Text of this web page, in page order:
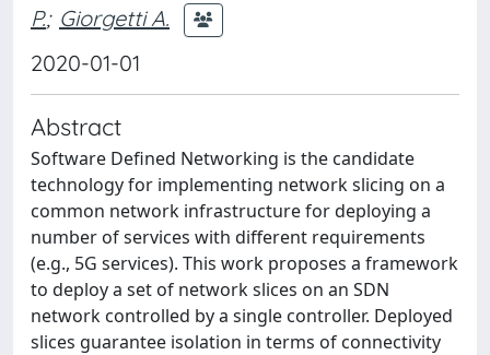
P.; Giorgetti A.
2020-01-01
Abstract
Software Defined Networking is the candidate
technology for implementing network slicing on a
common network infrastructure for deploying a
number of services with different requirements
(e.g., 5G services). This work proposes a framework
to deploy a set of network slices on an SDN
network controlled by a single controller. Deployed
slices guarantee isolation in terms of connectivity